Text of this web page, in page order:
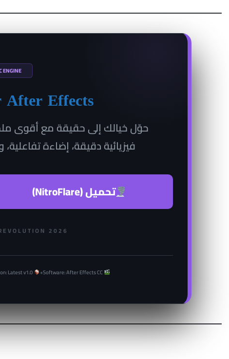
ENGINE
Effects
حوّل خيالك إلى حقيقة مع أقوى
فيزيائية دقيقة، إضاءة
تحميل (NitroFlare)
2026
Software: After Effects CC+